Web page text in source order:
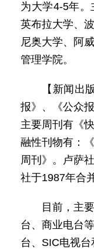
为大学4-5年
英布拉大学、
尼奥大学、阿
管理学院。
【新闻出
报》、《公众
主要周刊有《
融性刊物有：
周刊》。卢萨
社于1987年合
目前，主
台、商业电台
台、SIC电视台